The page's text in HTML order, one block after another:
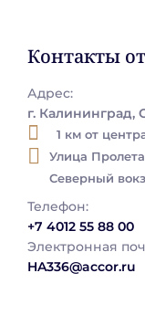
о рождении и
Детей в
должен
родителей на
Контакты
Адрес:
г. Калининград,
1 км от
Улица
Северный
Телефон:
+7 4012 55 88 00
Электронная
HA336@accor.ru